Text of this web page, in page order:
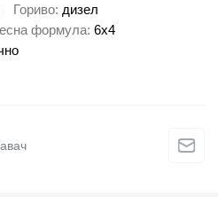
Гориво дизел
формула 6x4